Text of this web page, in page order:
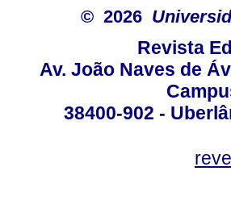
© 2026
Revista
Av. João Naves de
38400-902 -